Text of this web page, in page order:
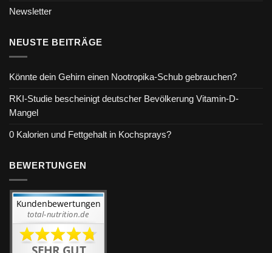
Newsletter
NEUSTE BEITRÄGE
Könnte dein Gehirn einen Nootropika-Schub gebrauchen?
RKI-Studie bescheinigt deutscher Bevölkerung Vitamin-D-
Mangel
0 Kalorien und Fettgehalt in Kochsprays?
BEWERTUNGEN